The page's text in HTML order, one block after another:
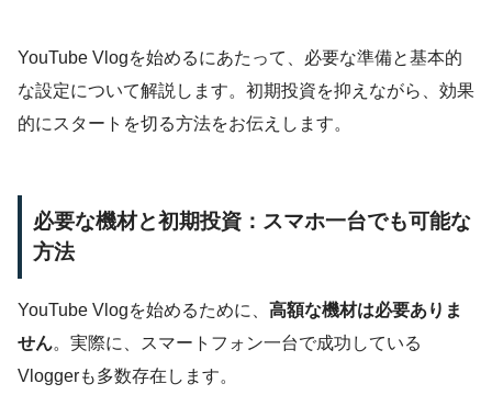
YouTube Vlogを始めるにあたって、必要な準備と基本的
な設定について解説します。初期投資を抑えながら、効果
的にスタートを切る方法をお伝えします。
必要な機材と初期投資：スマホ一台でも可能な
方法
YouTube Vlogを始めるために、 高額な機材は必要ありま
せん。実際に、スマートフォン一台で成功している
Vloggerも多数存在します。